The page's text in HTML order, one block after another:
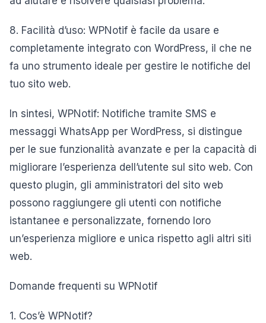
8. Facilità d’uso: WPNotif è facile da usare e
completamente integrato con WordPress, il che ne
fa uno strumento ideale per gestire le notifiche del
tuo sito web.
In sintesi, WPNotif: Notifiche tramite SMS e
messaggi WhatsApp per WordPress, si distingue
per le sue funzionalità avanzate e per la capacità di
migliorare l’esperienza dell’utente sul sito web. Con
questo plugin, gli amministratori del sito web
possono raggiungere gli utenti con notifiche
istantanee e personalizzate, fornendo loro
un’esperienza migliore e unica rispetto agli altri siti
web.
Domande frequenti su WPNotif
1. Cos’è WPNotif?